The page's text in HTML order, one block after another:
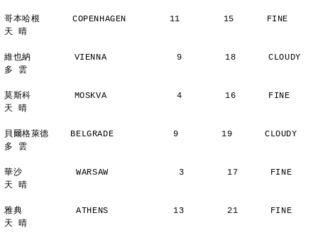
哥本哈根      COPENHAGEN        11        15      FINE
天 晴
維也納        VIENNA             9        18      CLOUDY
多 雲
莫斯科        MOSKVA             4        16      FINE
天 晴
貝爾格萊德    BELGRADE           9        19      CLOUDY
多 雲
華沙          WARSAW             3        17      FINE
天 晴
雅典          ATHENS            13        21      FINE
天 晴